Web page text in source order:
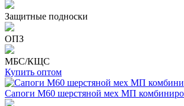
Защитные подноски
ОПЗ
МБС/КЩС
Купить оптом
Сапоги М60 шерстяной мех МП